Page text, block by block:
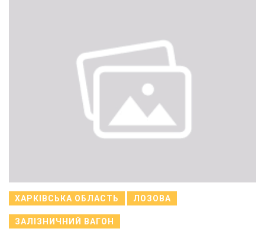
ХАРКІВСЬКА ОБЛАСТЬ ЛОЗОВА
ЗАЛІЗНИЧНИЙ ВАГОН